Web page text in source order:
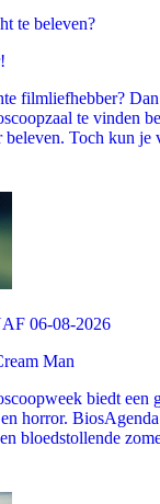
te beleven?
filmliefhebber?
te vinden
Toch kun je
06-08-2026
Man
biedt een
horror.
bloedstollende